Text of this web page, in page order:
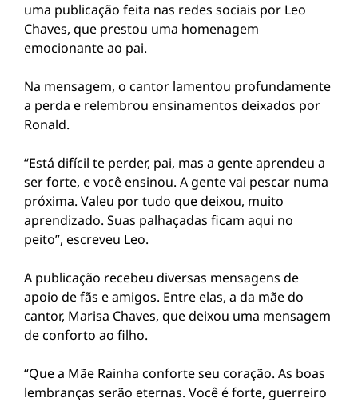
uma publicação feita nas redes sociais por Leo
Chaves, que prestou uma homenagem
emocionante ao pai.
Na mensagem, o cantor lamentou profundamente
a perda e relembrou ensinamentos deixados por
Ronald.
“Está difícil te perder, pai, mas a gente aprendeu a
ser forte, e você ensinou. A gente vai pescar numa
próxima. Valeu por tudo que deixou, muito
aprendizado. Suas palhaçadas ficam aqui no
peito”, escreveu Leo.
A publicação recebeu diversas mensagens de
apoio de fãs e amigos. Entre elas, a da mãe do
cantor, Marisa Chaves, que deixou uma mensagem
de conforto ao filho.
“Que a Mãe Rainha conforte seu coração. As boas
lembranças serão eternas. Você é forte, guerreiro